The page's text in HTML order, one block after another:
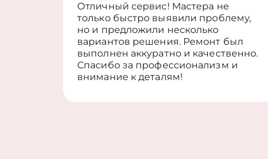
Отличный сервис! Мастера не
только быстро выявили проблему,
но и предложили несколько
вариантов решения. Ремонт был
выполнен аккуратно и качественно.
Спасибо за профессионализм и
внимание к деталям!